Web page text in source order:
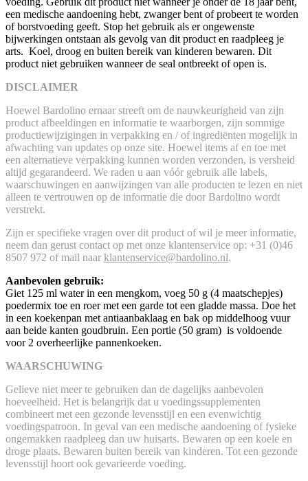
een medische aandoening hebt, zwanger bent of probeert te worden
of borstvoeding geeft. Stop het gebruik als er ongewenste
bijwerkingen ontstaan als gevolg van dit product en raadpleeg je
arts. Koel, droog en buiten bereik van kinderen bewaren. Dit
product niet gebruiken wanneer de seal ontbreekt of open is.
DISCLAIMER
Hoewel Bardolino ernaar streeft om de nauwkeurigheid van zijn
product afbeeldingen en informatie te waarborgen, zijn sommige
productiewijzigingen in verpakking en / of ingrediënten mogelijk in
afwachting van updates op onze site. Hoewel items af en toe met
een alternatieve verpakking kunnen worden verzonden, is versheid
altijd gegarandeerd. We raden u aan vóór gebruik alle labels,
waarschuwingen en aanwijzingen van alle producten te lezen en niet
alleen te vertrouwen op de informatie die door Bardolino wordt
verstrekt.
Zijn er specifieke vragen over dit product of wil je meer informatie,
neem dan gerust contact op met onze klantenservice op: +31 (0)46
8507 972 of mail naar klantenservice@bardolino.nl.
Aanbevolen gebruik:
Giet 125 ml water in een mengkom, voeg 50 g (4 maatschepjes)
poedermix toe en roer met een garde tot een gladde massa. Doe het
in een koekenpan met antiaanbaklaag en bak op middelhoog vuur
aan beide kanten goudbruin. Een portie (50 gram) is voldoende
voor 2 overheerlijke pannenkoeken.
WAARSCHUWING
Gelieve niet meer te gebruiken dan de dagelijks aanbevolen
hoeveelheid. Het is belangrijk dat u voedingssupplementen
combineert met een gezonde levensstijl en een evenwichtig
voedingspatroon. In geval van een medische aandoening of fysieke
ongemakken raadpleeg dan uw huisarts. Bewaren op een koele en
droge plaats. Bewaren buiten bereik van kinderen. Tot een gezonde
levensstijl hoort ook gevarieerde voeding.